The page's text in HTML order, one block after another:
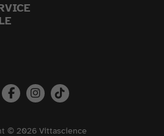
© 2026 Vittascience